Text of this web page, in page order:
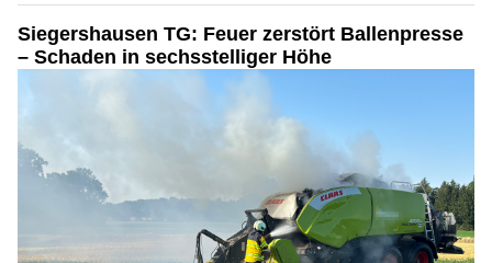
Siegershausen TG: Feuer zerstört Ballenpresse
– Schaden in sechsstelliger Höhe